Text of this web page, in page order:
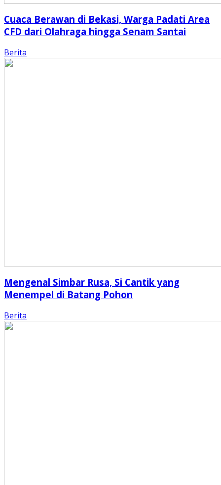
Cuaca Berawan di Bekasi, Warga Padati Area
CFD dari Olahraga hingga Senam Santai
Berita
Mengenal Simbar Rusa, Si Cantik yang
Menempel di Batang Pohon
Berita